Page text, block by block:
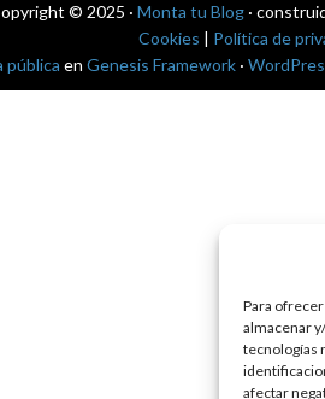
Para
almacenar
tecnologías
afectar
© 2025 · Monta tu Blog·
Cookies | Política de
pública en Genesis Framework ·